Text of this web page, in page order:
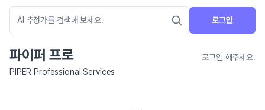
로그인
파이퍼 프로
로그인 해주세요.
PIPER Professional Services